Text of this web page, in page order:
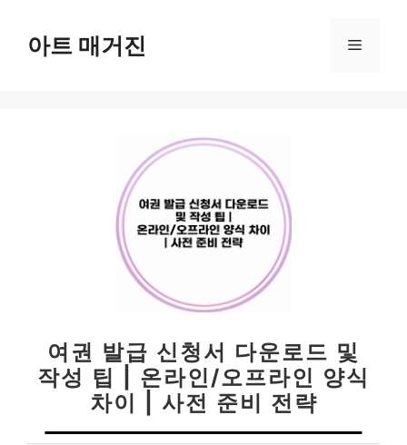
아트 매거진 메
여권 발급 신청서 다운로드 및
작성 팁 | 온라인/오프라인 양식
차이 | 사전 준비 전략